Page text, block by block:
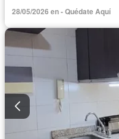
28/05/2026 en - Quédate Aquí